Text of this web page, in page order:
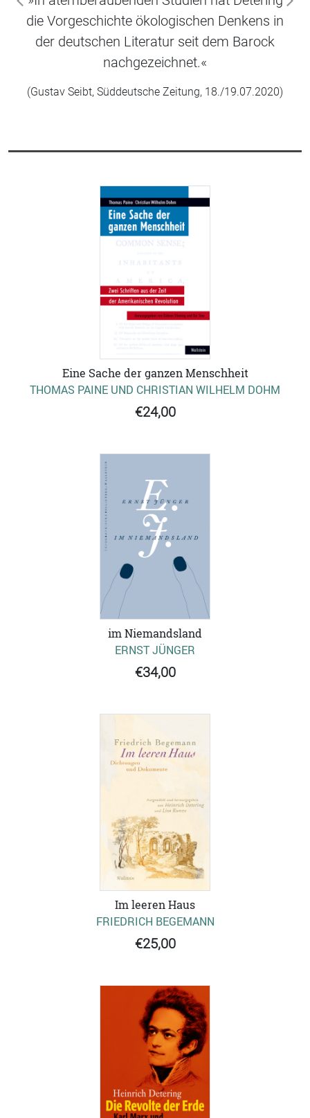
die Vorgeschichte ökologischen Denkens in
der deutschen Literatur seit dem Barock
nachgezeichnet.«
(Gustav Seibt, Süddeutsche Zeitung, 18./19.07.2020)
zurück
Eine Sache der ganzen Menschheit
THOMAS PAINE UND CHRISTIAN WILHELM DOHM
€24,00
im Niemandsland
ERNST JÜNGER
€34,00
Im leeren Haus
FRIEDRICH BEGEMANN
€25,00